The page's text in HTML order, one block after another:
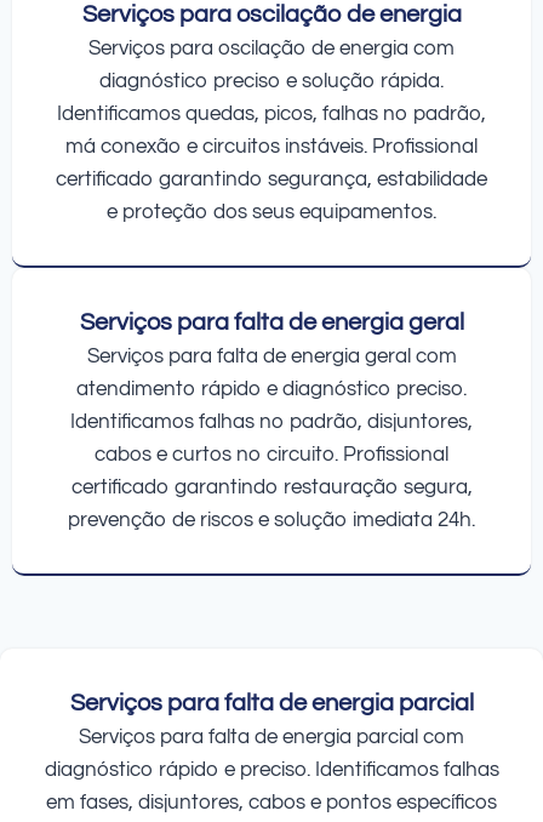
Serviços para oscilação de energia
Serviços para oscilação de energia com
diagnóstico preciso e solução rápida.
Identificamos quedas, picos, falhas no padrão,
má conexão e circuitos instáveis. Profissional
certificado garantindo segurança, estabilidade
e proteção dos seus equipamentos.
Serviços para falta de energia geral
Serviços para falta de energia geral com
atendimento rápido e diagnóstico preciso.
Identificamos falhas no padrão, disjuntores,
cabos e curtos no circuito. Profissional
certificado garantindo restauração segura,
prevenção de riscos e solução imediata 24h.
Serviços para falta de energia parcial
Serviços para falta de energia parcial com
diagnóstico rápido e preciso. Identificamos falhas
em fases, disjuntores, cabos e pontos específicos